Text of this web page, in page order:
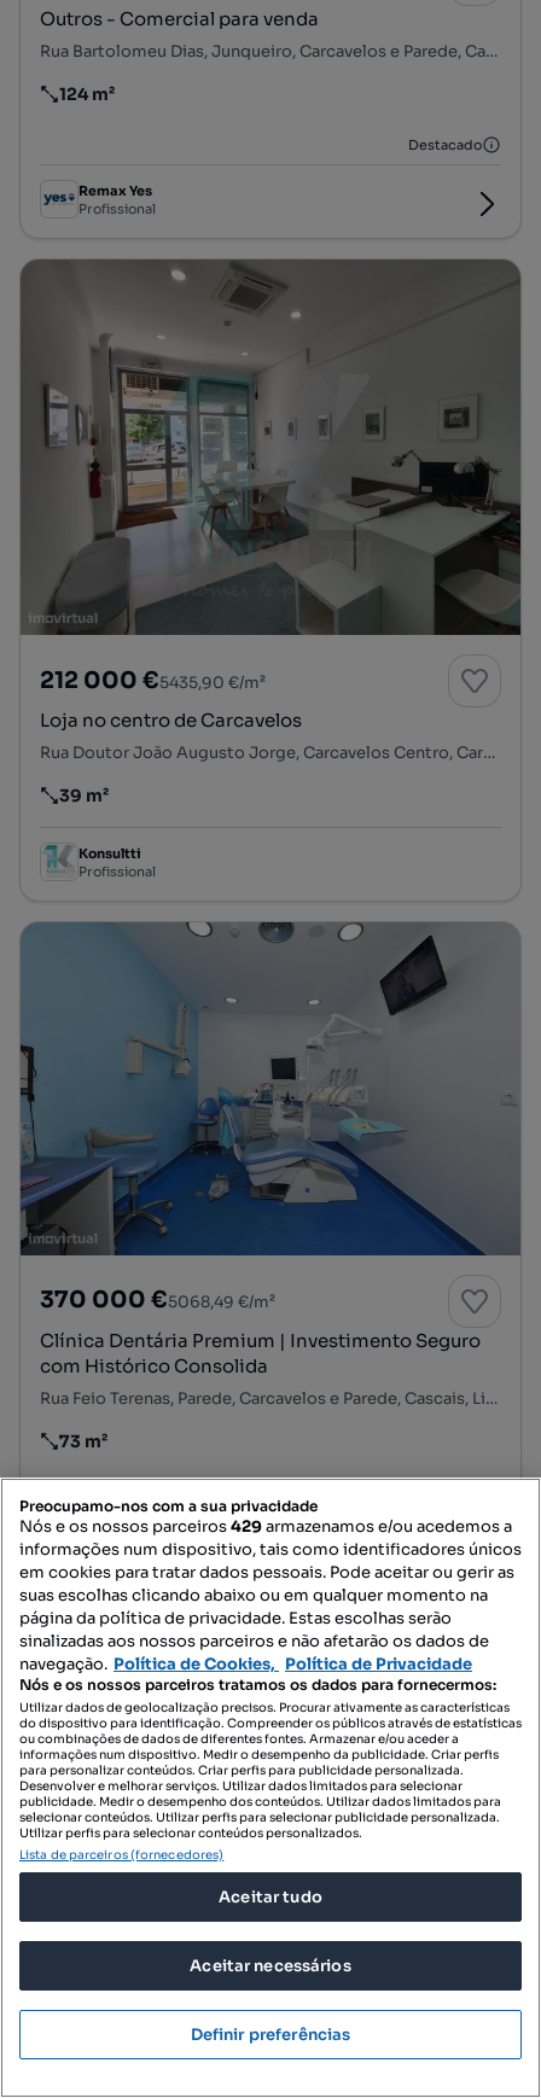
Outros - Comercial para venda
Rua Bartolomeu Dias, Junqueiro, Carcavelos e Parede, Cascais, Lisboa
Preço por metro quadrado
124 m²
Destacado
Remax Yes
Profissional
212 000 €5435,90 €/m²
Loja no centro de Carcavelos
Rua Doutor João Augusto Jorge, Carcavelos Centro, Carcavelos e Parede, Cascais, Lisboa
Preço por metro quadrado
39 m²
Konsultti
Profissional
370 000 €5068,49 €/m²
Clínica Dentária Premium | Investimento Seguro
com Histórico Consolida
Rua Feio Terenas, Parede, Carcavelos e Parede, Cascais, Lisboa
Preço por metro quadrado
73 m²
Inca- Sociedade de Mediação Imobiliária, Lda
Profissional
Preocupamo-nos com a sua privacidade
Nós e os nossos parceiros429armazenamos e/ou acedemos a
informações num dispositivo, tais como identificadores únicos
em cookies para tratar dados pessoais. Pode aceitar ou gerir as
suas escolhas clicando abaixo ou em qualquer momento na
página da política de privacidade. Estas escolhas serão
sinalizadas aos nossos parceiros e não afetarão os dados de
navegação. Política de Cookies, Política de Privacidade
Nós e os nossos parceiros tratamos os dados para fornecermos:
Utilizar dados de geolocalização precisos. Procurar ativamente as características
do dispositivo para identificação. Compreender os públicos através de estatísticas
ou combinações de dados de diferentes fontes. Armazenar e/ou aceder a
informações num dispositivo. Medir o desempenho da publicidade. Criar perfis
para personalizar conteúdos. Criar perfis para publicidade personalizada.
Desenvolver e melhorar serviços. Utilizar dados limitados para selecionar
publicidade. Medir o desempenho dos conteúdos. Utilizar dados limitados para
selecionar conteúdos. Utilizar perfis para selecionar publicidade personalizada.
Utilizar perfis para selecionar conteúdos personalizados.
Lista de parceiros (fornecedores)
Aceitar tudo
Aceitar necessários
Definir preferências